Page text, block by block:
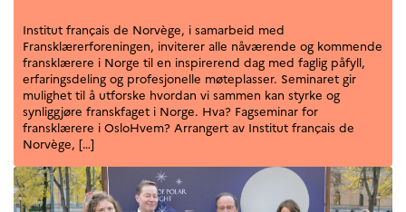
Institut français de Norvège, i samarbeid med
Fransklærerforeningen, inviterer alle nåværende og kommende
fransklærere i Norge til en inspirerend dag med faglig påfyll,
erfaringsdeling og profesjonelle møteplasser. Seminaret gir
mulighet til å utforske hvordan vi sammen kan styrke og
synliggjøre franskfaget i Norge. Hva? Fagseminar for
fransklærere i OsloHvem? Arrangert av Institut français de
Norvège, […]